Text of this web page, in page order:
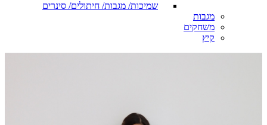
שמיכות/ מגבות/ חיתולים/ סינרים
מגבות
משחקים
קיץ